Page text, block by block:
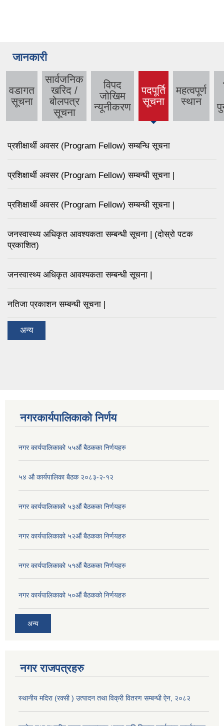
जानकारी
वडागत
सूचना
सार्वजनिक
खरिद /
बोलपत्र
सूचना
विपद
जोखिम
न्यूनीकरण
पदपूर्ति
सूचना
महत्वपूर्ण
स्थान
प्रशीक्षार्थी अवसर (Program Fellow) सम्बन्धि सूचना
प्रशिक्षार्थी अवसर (Program Fellow) सम्बन्धी सूचना |
प्रशिक्षार्थी अवसर (Program Fellow) सम्बन्धी सूचना |
जनस्वास्थ्य अधिकृत आवश्यकता सम्बन्धी सूचना | (दोस्रो पटक
प्रकाशित)
जनस्वास्थ्य अधिकृत आवश्यकता सम्बन्धी सूचना |
नतिजा प्रकाशन सम्बन्धी सूचना |
अन्य
नगरकार्यपालिकाको निर्णय
नगर कार्यपालिकाको ५५औं बैठकका निर्णयहरु
५४ औ कार्यपालिका बैठक २०८३-२-१२
नगर कार्यपालिकाको ५३औं बैठकका निर्णयहरु
नगर कार्यपालिकाको ५२औं बैठकका निर्णयहरु
नगर कार्यपालिकाको ५१औं बैठकका निर्णयहरु
नगर कार्यपालिकाको ५०औं बैठकको निर्णयहरु
अन्य
नगर राजपत्रहरु
स्थानीय मदिरा (रक्सी ) उत्पादन तथा विक्री वितरण सम्बन्धी ऐन, २०८२